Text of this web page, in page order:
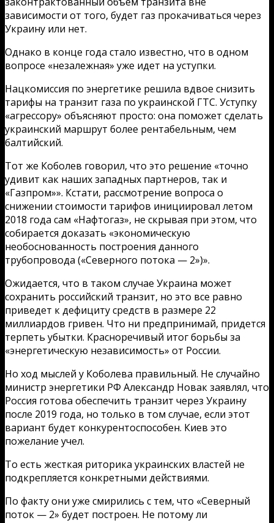
зависимости от того, будет газ прокачиваться через
Украину или нет.
Однако в конце года стало известно, что в одном
вопросе «незалежная» уже идет на уступки.
Нацкомиссия по энергетике решила вдвое снизить
тарифы на транзит газа по украинской ГТС. Уступку
«агрессору» объясняют просто: она поможет сделать
украинский маршрут более рентабельным, чем
балтийский.
Тот же Коболев говорил, что это решение «точно
удивит как наших западных партнеров, так и
«Газпром»». Кстати, рассмотрение вопроса о
снижении стоимости тарифов инициировал летом
2018 года сам «Нафтогаз», не скрывая при этом, что
собирается доказать «экономическую
необоснованность построения данного
трубопровода («Северного потока — 2»)».
Ожидается, что в таком случае Украина может
сохранить российский транзит, но это все равно
приведет к дефициту средств в размере 22
миллиардов гривен. Что ни предпринимай, придется
терпеть убытки. Красноречивый итог борьбы за
«энергетическую независимость» от России.
Но ход мыслей у Коболева правильный. Не случайно
министр энергетики РФ Александр Новак заявлял, что
Россия готова обеспечить транзит через Украину
после 2019 года, но только в том случае, если этот
вариант будет конкурентоспособен. Киев это
пожелание учел.
То есть жесткая риторика украинских властей не
подкрепляется конкретными действиями.
По факту они уже смирились с тем, что «Северный
поток — 2» будет построен. Не потому ли